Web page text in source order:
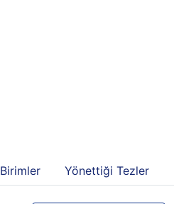
Birimler Yönettiği Tezler